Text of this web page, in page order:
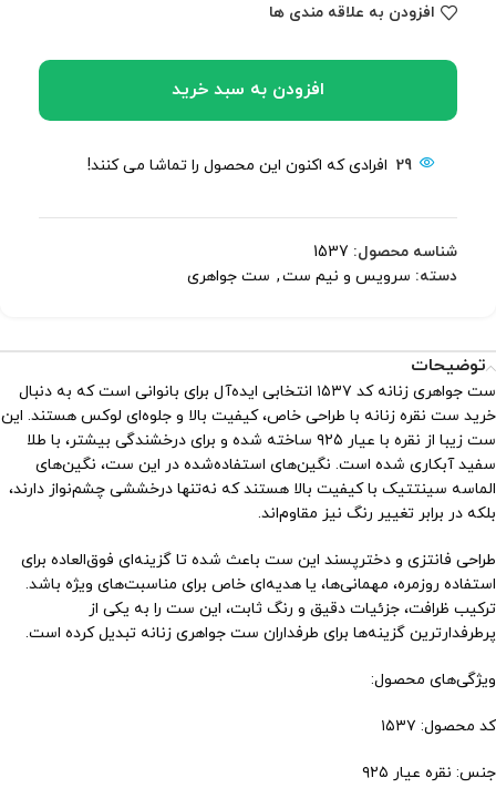
افزودن به علاقه مندی ها
افزودن به سبد خرید
29 افرادی که اکنون این محصول را تماشا می کنند!
شناسه محصول: 1537
دسته: سرویس و نیم ست, ست جواهری
توضیحات
ست جواهری زنانه کد ۱۵۳۷ انتخابی ایده‌آل برای بانوانی است که به دنبال
خرید ست نقره زنانه با طراحی خاص، کیفیت بالا و جلوه‌ای لوکس هستند. این
ست زیبا از نقره با عیار ۹۲۵ ساخته شده و برای درخشندگی بیشتر، با طلا
سفید آبکاری شده است. نگین‌های استفاده‌شده در این ست، نگین‌های
الماسه سینتتیک با کیفیت بالا هستند که نه‌تنها درخششی چشم‌نواز دارند،
بلکه در برابر تغییر رنگ نیز مقاوم‌اند.
طراحی فانتزی و دخترپسند این ست باعث شده تا گزینه‌ای فوق‌العاده برای
استفاده روزمره، مهمانی‌ها، یا هدیه‌ای خاص برای مناسبت‌های ویژه باشد.
ترکیب ظرافت، جزئیات دقیق و رنگ ثابت، این ست را به یکی از
پرطرفدارترین گزینه‌ها برای طرفداران ست جواهری زنانه تبدیل کرده است.
ویژگی‌های محصول:
کد محصول: ۱۵۳۷
جنس: نقره عیار ۹۲۵